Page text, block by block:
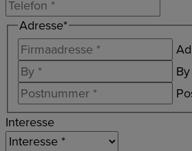
Adresse*
By
Interesse